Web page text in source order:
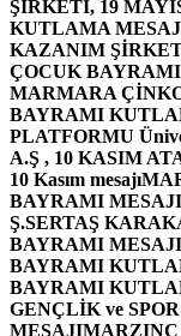
ŞİRKETİ, 19
KUTLAMA
KAZANIM
ÇOCUK
MARMARA
BAYRAMI
PLATFORMU
A.Ş , 10 KASIM
10 Kasım mesajı
BAYRAMI MESAJI
Ş.SERTAŞ
BAYRAMI MESAJI
BAYRAMI
BAYRAMI
GENÇLİK ve
MESAJIMARZINC